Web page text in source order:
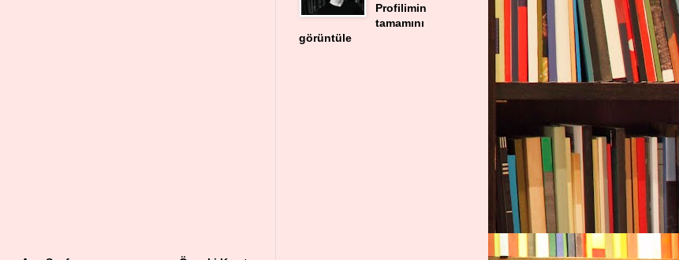
Profilimin
tamamını
görüntüle